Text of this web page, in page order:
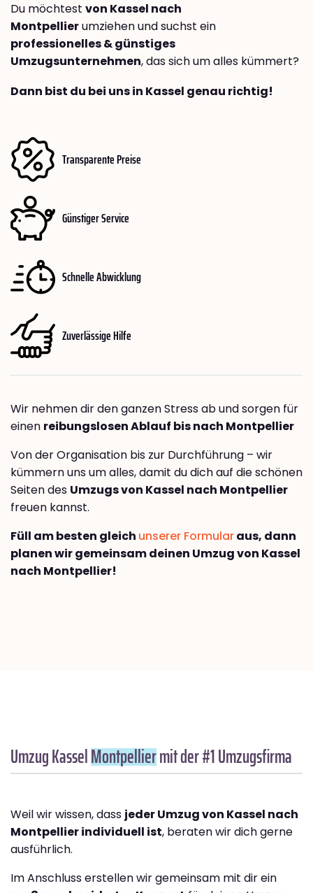
Du möchtest von Kassel nach
Montpellierumziehen und suchst ein
professionelles & günstiges
Umzugsunternehmen, das sich um alles kümmert?
Dann bist du bei uns in Kassel genau richtig!
Transparente Preise
Günstiger Service
Schnelle Abwicklung
Zuverlässige Hilfe
Wir nehmen dir den ganzen Stress ab und sorgen für
einen reibungslosen Ablauf bis nach Montpellier
Von der Organisation bis zur Durchführung – wir
kümmern uns um alles, damit du dich auf die schönen
Seiten des Umzugs von Kassel nach Montpellier
freuen kannst.
Füll am besten gleich unserer Formularaus, dann
planen wir gemeinsam deinen Umzug von Kassel
nach Montpellier!
Umzug KasselMontpelliermit der #1 Umzugsfirma
Weil wir wissen, dass jeder Umzug von Kassel nach
Montpellier individuell ist, beraten wir dich gerne
ausführlich.
Im Anschluss erstellen wir gemeinsam mit dir ein